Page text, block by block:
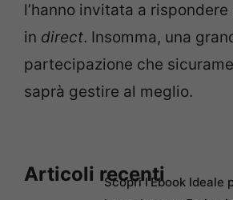
l’hanno invitata a
in direct. Insomma, una
partecipazione che
saprà gestire al meglio.
Articoli recentiScopri l’Ebook Ideale